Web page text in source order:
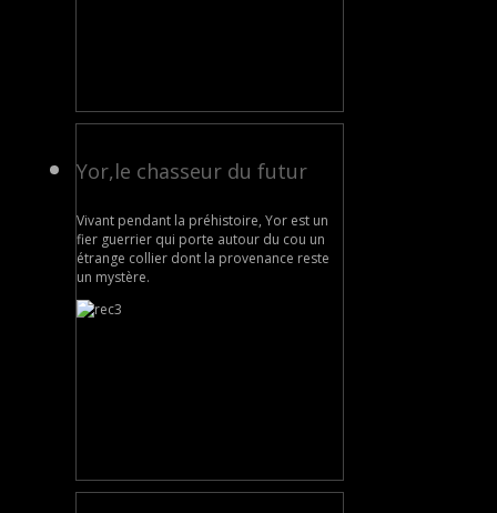
Yor,le chasseur du futur
Vivant pendant la préhistoire, Yor est un
fier guerrier qui porte autour du cou un
étrange collier dont la provenance reste
un mystère.